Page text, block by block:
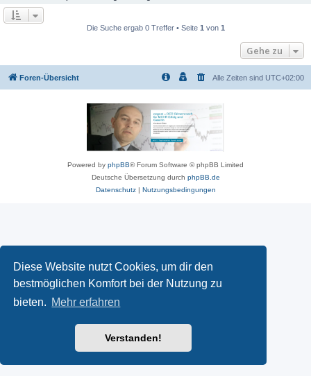
Diese Website nutzt Cookies, um dir den
bestmöglichen Komfort bei der Nutzung zu
bieten. Mehr erfahren
Verstanden!
Die Suche ergab 0 Treffer • Seite 1 von 1
Gehe zu
Foren-Übersicht Alle Zeiten sind UTC+02:00
Powered by phpBB® Forum Software © phpBB Limited
Deutsche Übersetzung durch phpBB.de
Datenschutz| Nutzungsbedingungen